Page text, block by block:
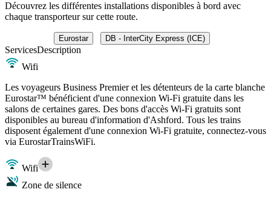
Découvrez les différentes installations disponibles à bord avec
chaque transporteur sur cette route.
Eurostar DB - InterCity Express (ICE)
ServicesDescription
Wifi
Les voyageurs Business Premier et les détenteurs de la carte blanche
Eurostar™ bénéficient d'une connexion Wi-Fi gratuite dans les
salons de certaines gares. Des bons d'accès Wi-Fi gratuits sont
disponibles au bureau d'information d'Ashford. Tous les trains
disposent également d'une connexion Wi-Fi gratuite, connectez-vous
via EurostarTrainsWiFi.
Wifi
Zone de silence